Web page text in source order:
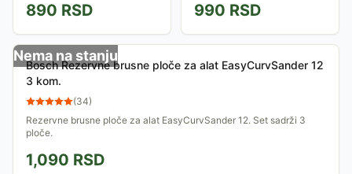
40mm, granulacije 180.
890 RSD
40mm.
990 RSD
Nema na stanju
Bosch Rezervne brusne ploče za alat EasyCurvSander 12
3 kom.
(34)
Rezervne brusne ploče za alat EasyCurvSander 12. Set sadrži 3
ploče.
1,090 RSD